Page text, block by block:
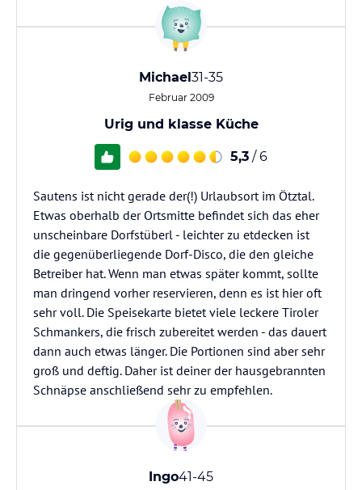
Michael31-35
Februar 2009
Urig und klasse Küche
5,3 / 6
Sautens ist nicht gerade der(!) Urlaubsort im Ötztal.
Etwas oberhalb der Ortsmitte befindet sich das eher
unscheinbare Dorfstüberl - leichter zu etdecken ist
die gegenüberliegende Dorf-Disco, die den gleiche
Betreiber hat. Wenn man etwas später kommt, sollte
man dringend vorher reservieren, denn es ist hier oft
sehr voll. Die Speisekarte bietet viele leckere Tiroler
Schmankers, die frisch zubereitet werden - das dauert
dann auch etwas länger. Die Portionen sind aber sehr
groß und deftig. Daher ist deiner der hausgebrannten
Schnäpse anschließend sehr zu empfehlen.
Ingo41-45